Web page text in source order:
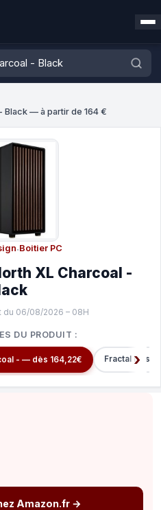
Black — à partir de 164 €
·Boitier PC
XL Charcoal -
du 06/08/2026 – 08H
DU PRODUIT :
Fractal Design North XL Charcoal - — dès 164,22€ Fractal
Amazon.fr →